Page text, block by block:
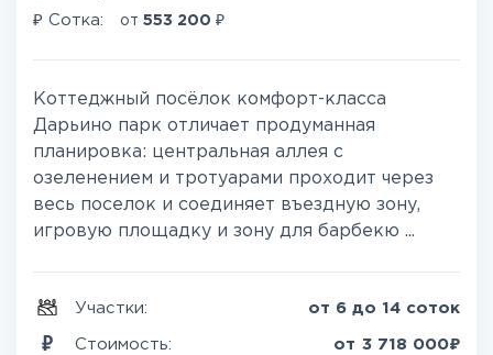
₽ Сотка: от 553 200 ₽
Коттеджный посёлок комфорт-класса
Дарьино парк отличает продуманная
планировка: центральная аллея с
озеленением и тротуарами проходит через
весь поселок и соединяет въездную зону,
игровую площадку и зону для барбекю ...
Участки: от 6 до 14 соток
Стоимость: от 3 718 000₽